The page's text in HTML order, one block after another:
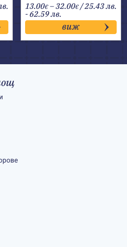
13.00€ –32.00€Price
range:
13.00€
through
32.00€
/ 25.43 лв.
- 62.59 лв.
виж